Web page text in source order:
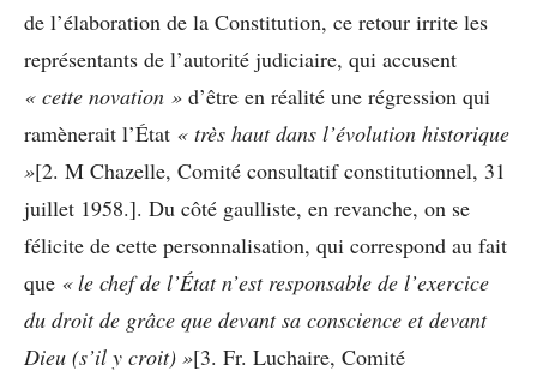
de l’élaboration de la Constitution, ce retour irrite les
représentants de l’autorité judiciaire, qui accusent
« cette novation » d’être en réalité une régression qui
ramènerait l’État « très haut dans l’évolution historique
»[2. M Chazelle, Comité consultatif constitutionnel, 31
juillet 1958.]. Du côté gaulliste, en revanche, on se
félicite de cette personnalisation, qui correspond au fait
que « le chef de l’État n’est responsable de l’exercice
du droit de grâce que devant sa conscience et devant
Dieu (s’il y croit) »[3. Fr. Luchaire, Comité